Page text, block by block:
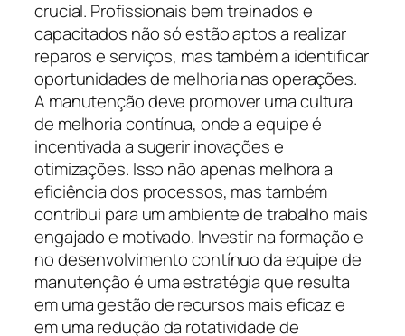
crucial. Profissionais bem treinados e
capacitados não só estão aptos a realizar
reparos e serviços, mas também a identificar
oportunidades de melhoria nas operações.
A manutenção deve promover uma cultura
de melhoria contínua, onde a equipe é
incentivada a sugerir inovações e
otimizações. Isso não apenas melhora a
eficiência dos processos, mas também
contribui para um ambiente de trabalho mais
engajado e motivado. Investir na formação e
no desenvolvimento contínuo da equipe de
manutenção é uma estratégia que resulta
em uma gestão de recursos mais eficaz e
em uma redução da rotatividade de